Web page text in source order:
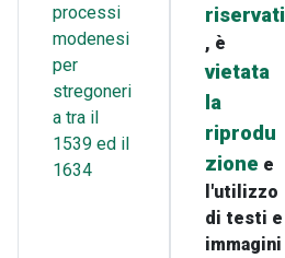
processi
modenesi
per
stregoneri
a tra il
1539 ed il
1634
riservati
, è
vietata
la
riprodu
zione e
l'utilizzo
di testi e
immagini